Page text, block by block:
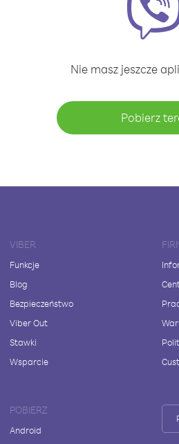
Nie masz jeszcze
Pobierz
VIBER
Funkcje
Blog
Bezpieczeństwo
Viber Out
Stawki
Wsparcie
POBIERZ
Android